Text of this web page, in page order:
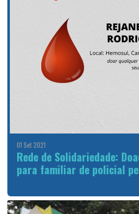
01 Set 2021
Rede de Solidariedade:
para familiar de policial